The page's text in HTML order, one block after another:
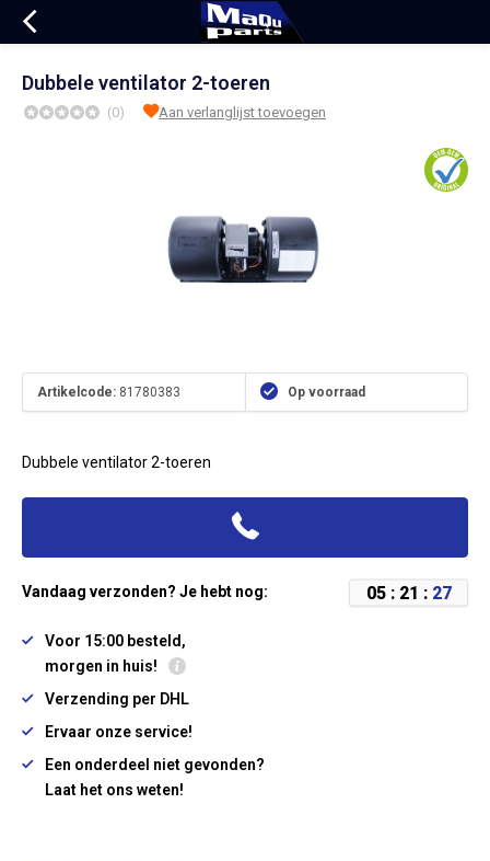
Dubbele ventilator 2-toeren
(0) Aan verlanglijst toevoegen
Artikelcode: 81780383 Op voorraad
Dubbele ventilator 2-toeren
Vandaag verzonden? Je hebt nog: 05: 21 : 27
Voor 15:00 besteld,
morgen in huis!
Verzending per DHL
Ervaar onze service!
Een onderdeel niet gevonden?
Laat het ons weten!